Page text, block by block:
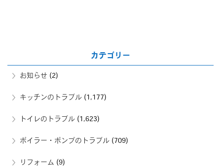
カテゴリー
お知らせ (2)
キッチンのトラブル (1,177)
トイレのトラブル (1,623)
ボイラー・ポンプのトラブル (709)
リフォーム (9)